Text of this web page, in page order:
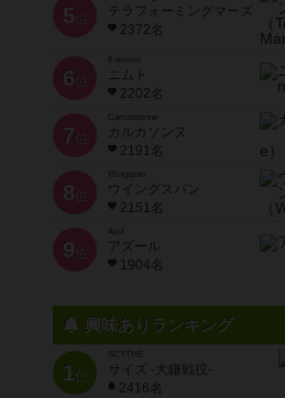
5 位
テラフォーミングマーズ
2372名
6 位
ニムト
2202名
7 位
Carcassonne
カルカソンヌ
2191名
8 位
Wingspan
ウイングスパン
2151名
9 位
Azul
アズール
1904名
興味ありランキング
1位
SCYTHE
サイズ -大鎌戦役-
2416名